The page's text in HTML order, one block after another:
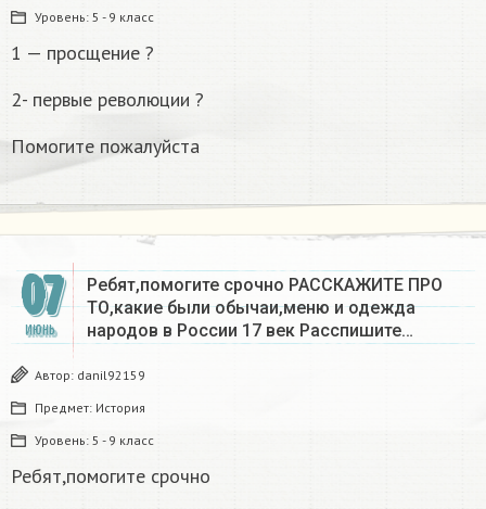
Уровень: 5 - 9 класс
1 — просщение ?
2- первые революции ?
Помогите пожалуйста
07
ИЮНЬ
Ребят,помогите срочно РАССКАЖИТЕ ПРО
ТО,какие были обычаи,меню и одежда
народов в России 17 век Расспишите…
Автор: danil92159
Предмет: История
Уровень: 5 - 9 класс
Ребят,помогите срочно